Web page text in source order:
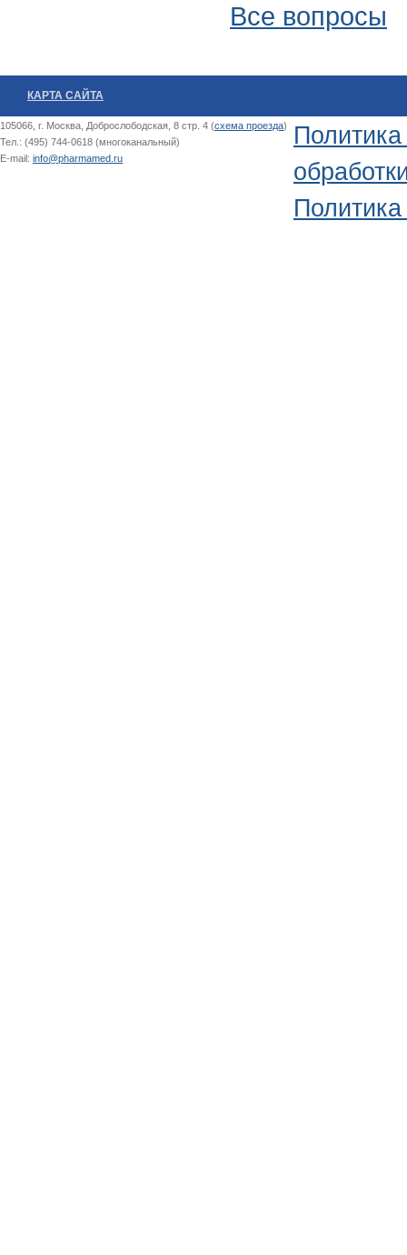
Все вопросы
КАРТА САЙТА
105066, г. Москва, Доброслободская, 8 стр. 4 (схема проезда)
Тел.: (495) 744-0618 (многоканальный)
E-mail: info@pharmamed.ru